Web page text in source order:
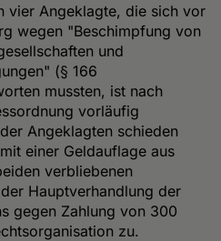
vier Angeklagte, die sich vor
wegen "Beschimpfung von
und
(§ 166
mussten, ist nach
vorläufig
Angeklagten schieden
einer Geldauflage aus
verbliebenen
Hauptverhandlung der
gegen Zahlung von 300
zu.